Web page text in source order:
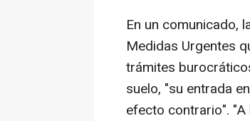
En un comunicado,
Medidas Urgentes
trámites
suelo, "su entrada
efecto contrario".